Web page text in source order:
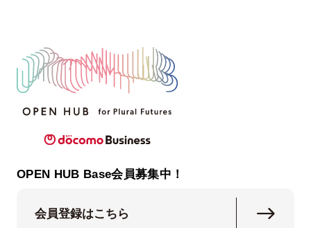
OPEN HUB Base会員募集中！
会員登録はこちら